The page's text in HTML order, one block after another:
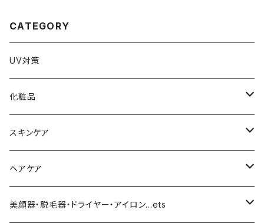
CATEGORY
UV対策
化粧品
化粧下地
ファンデーション／パウダー
クッションファンデーション
マスカラ／眉毛／アイシャドー
スキンケア
導入化粧水／化粧水
美容液／アイクリーム
ヘアケア
ヘアシャンプー／トリートメント
美顔器・脱毛器・ドライヤー・アイロン…ets